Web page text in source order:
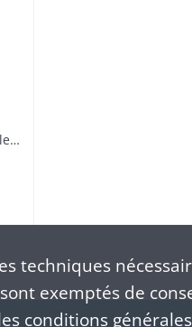
Greffe civil: jugements rendus pour des parties auxquelles l’assistance judiciaire a été accordée
techniques
exemptés de
conditions